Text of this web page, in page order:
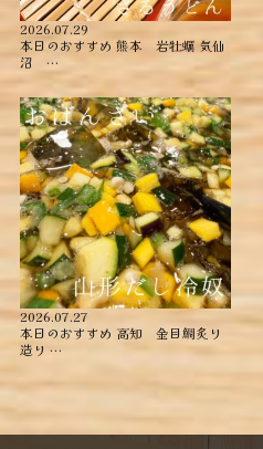
2026.07.29
本日のおすすめ ︎熊本 岩牡蠣 ︎気仙
沼 …
2026.07.27
本日のおすすめ ︎高知 金目鯛炙り
造り ︎…